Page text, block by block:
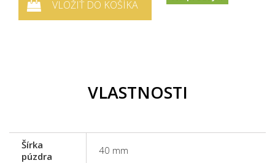
VLOŽIŤ DO KOŠÍKA
VLASTNOSTI
Šírka
púzdra
40 mm